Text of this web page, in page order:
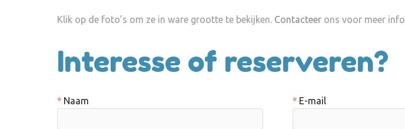
Klik op de foto’s om ze in ware grootte te bekijken. Contacteer ons voor meer
Interesse of reserveren?
Naam E-mail